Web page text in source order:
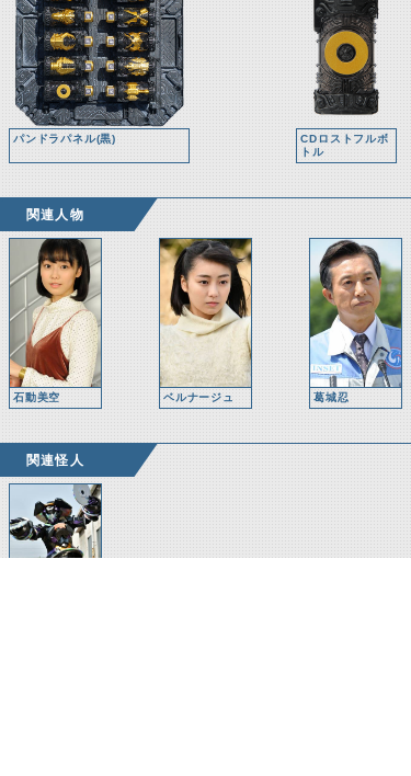
パンドラパネル(黒)
CDロストフルボ
トル
関連人物
石動美空 ベルナージュ 葛城忍
関連怪人